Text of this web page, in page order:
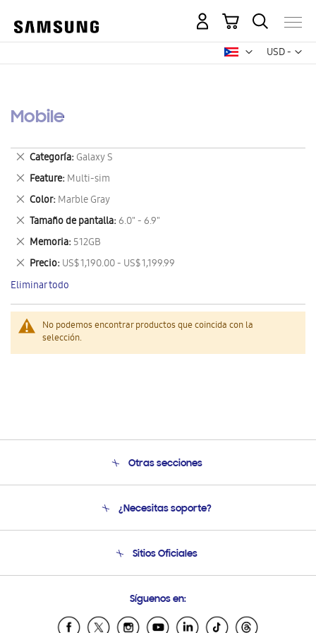
USD -
dólar
Mi carrito
Mobile
No podemos encontrar productos que coincida con la
selección.
Categoría Galaxy S
Eliminar
este
artículo
Feature Multi-sim
Eliminar
este
artículo
Color Marble Gray
Eliminar
este
artículo
Tamaño de pantalla 6.0" - 6.9"
Eliminar
este
artículo
Memoria 512GB
Eliminar
este
artículo
Precio US$ 1,190.00 - US$ 1,199.99
Eliminar
este
artículo
Eliminar todo
Otras secciones
Soporte
Condiciones de Compra
¿Necesitas soporte?
Soporte vía eMail
Sitios Oficiales
Samsung Ecuador
Samsung El Salvador
Síguenos en: